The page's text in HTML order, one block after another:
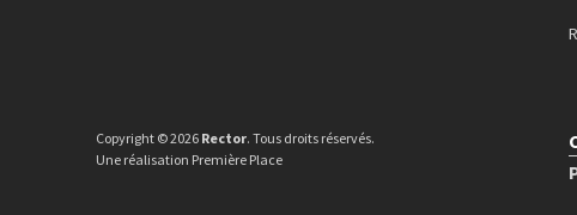
Copyright © 2026 Rector. Tous droits réservés.
Une réalisation Première Place